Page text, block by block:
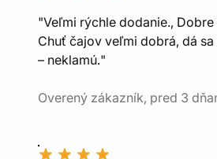
"Veľmi rýchle dodanie., Dobre
Chuť čajov veľmi dobrá, dá
– neklamú."
Overený zákazník, pred 3